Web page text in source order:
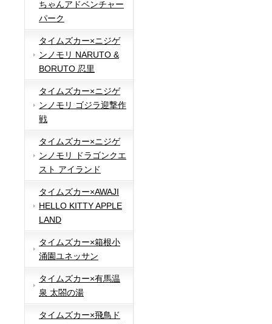
ちゃんアドベンチャー
パーク
タイムズカー×ニジゲ
ンノモリ NARUTO &
BORUTO 忍里
タイムズカー×ニジゲ
ンノモリ ゴジラ迎撃作
戦
タイムズカー×ニジゲ
ンノモリ ドラゴンクエ
スト アイランド
タイムズカー×AWAJI
HELLO KITTY APPLE
LAND
タイムズカー×箱根小
涌園ユネッサン
タイムズカー×有馬温
泉 太閤の湯
タイムズカー×飛鳥ド